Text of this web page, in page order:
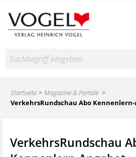
Suche
Startseite
Magazine & Portale
VerkehrsRundschau Abo
VerkehrsRundschau